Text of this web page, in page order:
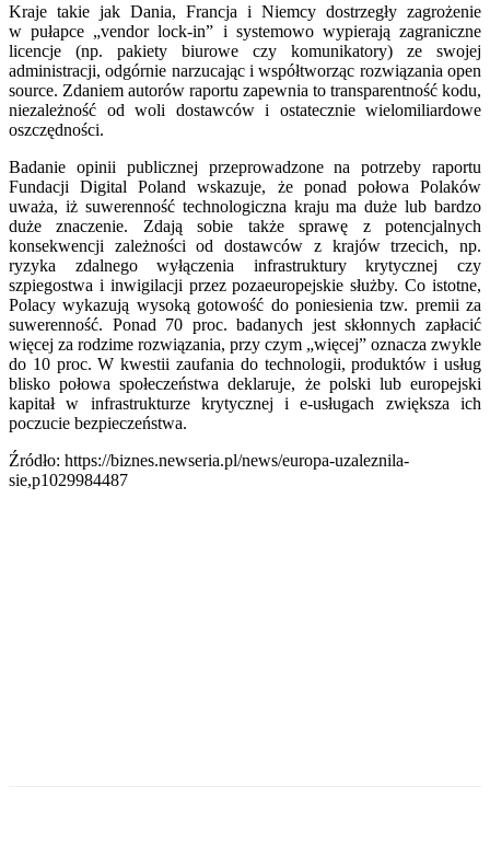
Kraje takie jak Dania, Francja i Niemcy dostrzegły zagrożenie
w pułapce „vendor lock-in” i systemowo wypierają zagraniczne
licencje (np. pakiety biurowe czy komunikatory) ze swojej
administracji, odgórnie narzucając i współtworząc rozwiązania open
source. Zdaniem autorów raportu zapewnia to transparentność kodu,
niezależność od woli dostawców i ostatecznie wielomiliardowe
oszczędności.
Badanie opinii publicznej przeprowadzone na potrzeby raportu
Fundacji Digital Poland wskazuje, że ponad połowa Polaków
uważa, iż suwerenność technologiczna kraju ma duże lub bardzo
duże znaczenie. Zdają sobie także sprawę z potencjalnych
konsekwencji zależności od dostawców z krajów trzecich, np.
ryzyka zdalnego wyłączenia infrastruktury krytycznej czy
szpiegostwa i inwigilacji przez pozaeuropejskie służby. Co istotne,
Polacy wykazują wysoką gotowość do poniesienia tzw. premii za
suwerenność. Ponad 70 proc. badanych jest skłonnych zapłacić
więcej za rodzime rozwiązania, przy czym „więcej” oznacza zwykle
do 10 proc. W kwestii zaufania do technologii, produktów i usług
blisko połowa społeczeństwa deklaruje, że polski lub europejski
kapitał w infrastrukturze krytycznej i e-usługach zwiększa ich
poczucie bezpieczeństwa.
Źródło: https://biznes.newseria.pl/news/europa-uzaleznila-
sie,p1029984487